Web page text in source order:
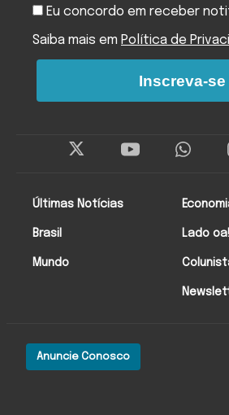
Anuncie Conosco
Últimas Notícias
Brasil
Mundo
Lado oa!
Eu concordo em receber
Saiba mais em Política de
Inscreva-se